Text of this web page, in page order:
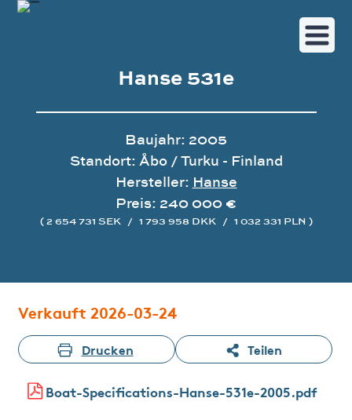
Hanse 531e
Baujahr: 2005
Standort: Åbo / Turku - Finland
Hersteller: Hanse
Preis: 240 000 €
( 2 654 731 SEK / 1 793 958 DKK / 1 032 331 PLN )
Verkauft 2026-03-24
Drucken Teilen
Boat-Specifications-Hanse-531e-2005.pdf